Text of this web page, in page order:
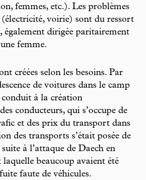
femmes, etc.). Les problèmes
voirie) sont du ressort
également dirigée paritairement
femme.
créées selon les besoins. Par
de voitures dans le camp
conduit à la création
conducteurs, qui s’occupe de
et des prix du transport dans
des transports s’était posée de
à l’attaque de Daech en
beaucoup avaient été
faute de véhicules.